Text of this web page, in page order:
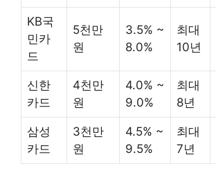
KB국
민카
드
5천만
원
3.5% ~
8.0%
최대
10년
신한
카드
4천만
원
4.0% ~
9.0%
최대
8년
삼성
카드
3천만
원
4.5% ~
9.5%
최대
7년